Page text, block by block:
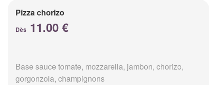
Pizza chorizo
Dès 11.00 €
Base sauce tomate, mozzarella, jambon, chorizo,
gorgonzola, champignons